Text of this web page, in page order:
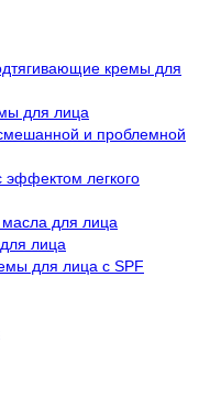
кремы для
для лица
и проблемной
эффектом легкого
для лица
лица
для лица с SPF